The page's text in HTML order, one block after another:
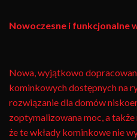
Nowoczesne i funkcjonalne
Nowa, wyjątkowo
kominkowych dostępnych na
rozwiązanie dla domów
zoptymalizowana moc, a
że te wkłady kominkowe nie